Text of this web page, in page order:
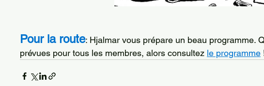
Pour la route: Hjalmar vous prépare un beau programme.
prévues pour tous les membres, alors consultez le programme